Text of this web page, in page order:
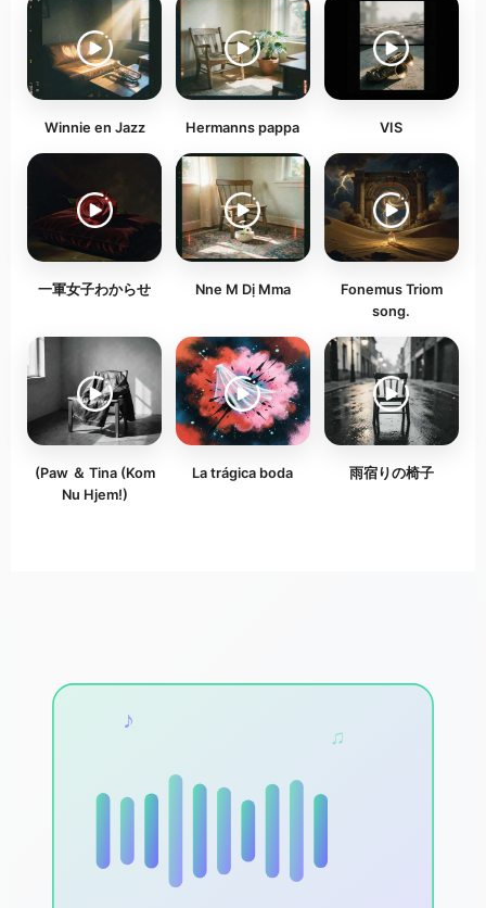
Winnie en Jazz Hermanns pappa VIS
一軍女子わからせ Nne M Dị Mma
Fonemus Triom
song.
(Paw ＆ Tina (Kom
Nu Hjem!)
La trágica boda 雨宿りの椅子
♪
♫